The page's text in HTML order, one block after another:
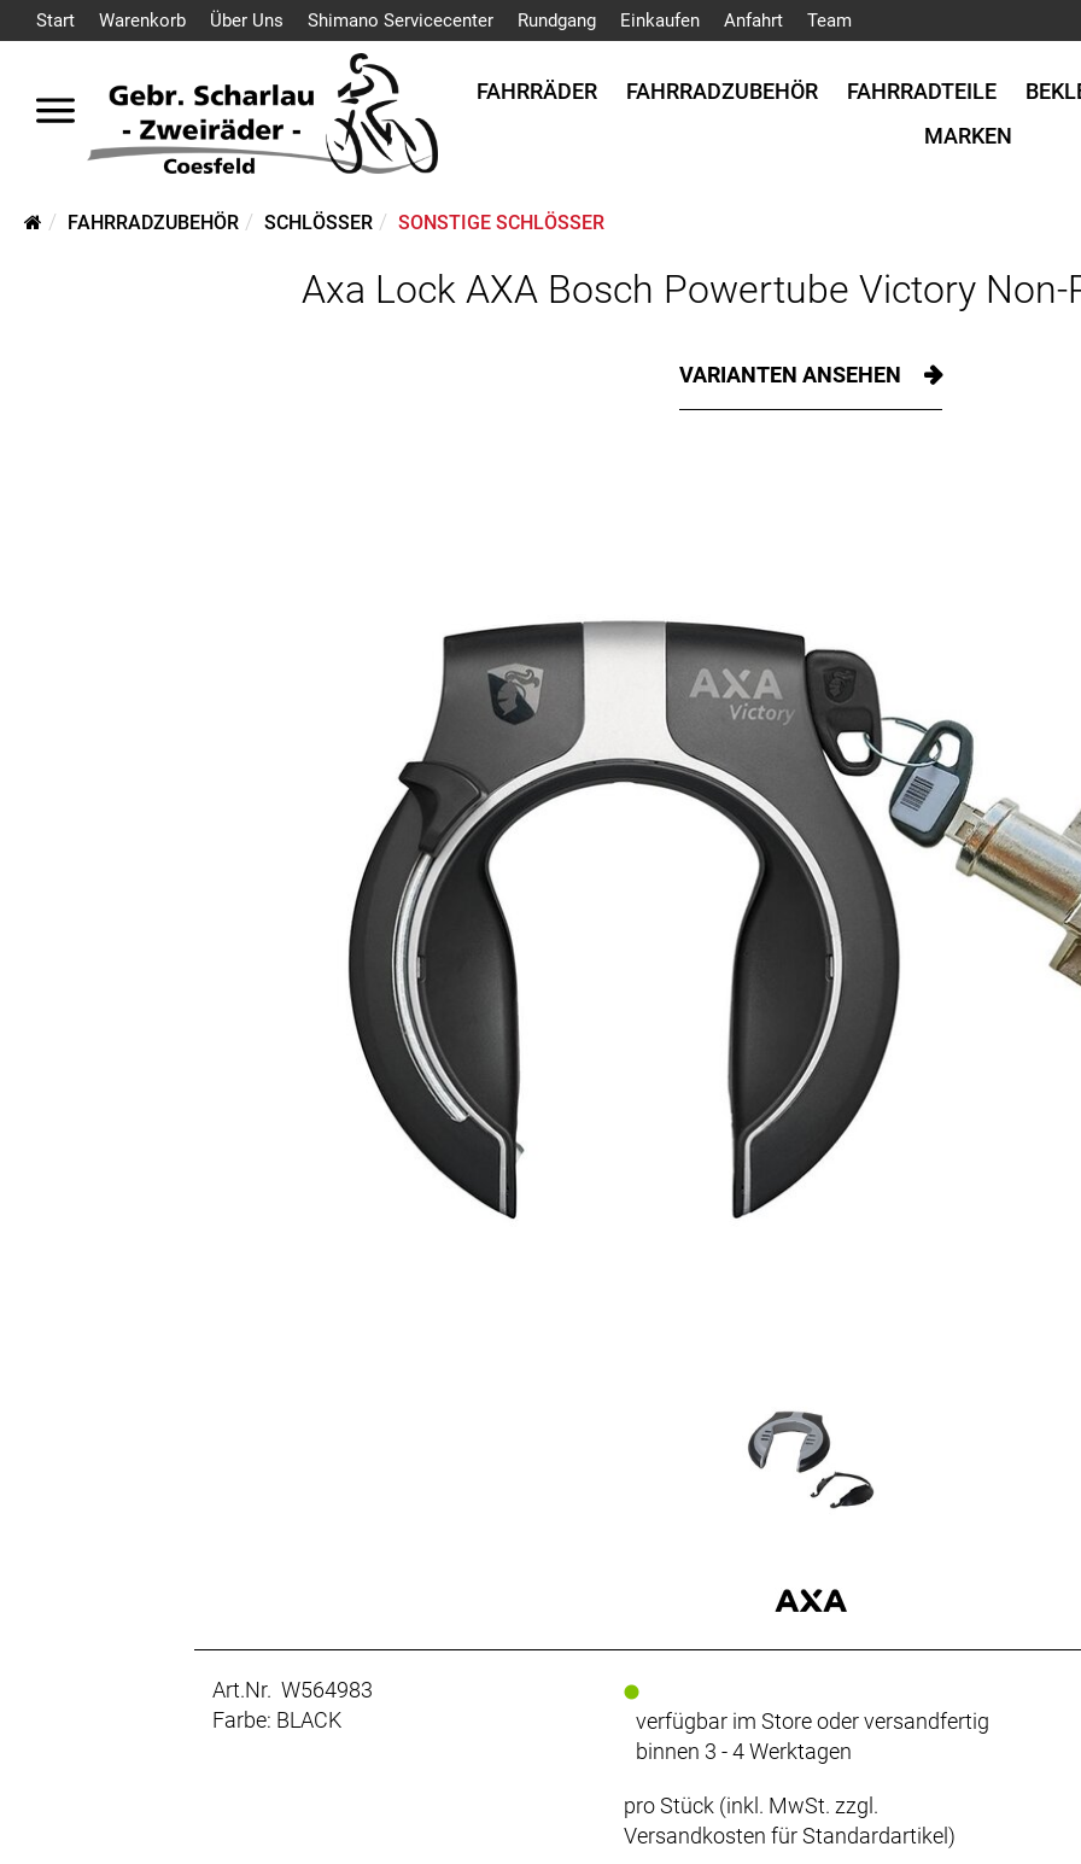
Start Warenkorb Über Uns Shimano Servicecenter Rundgang Einkaufen Anfahrt Team
FAHRRÄDER FAHRRADZUBEHÖR FAHRRADTEILE
MARKEN
FAHRRADZUBEHÖR SCHLÖSSER SONSTIGE SCHLÖSSER
Axa Lock AXA Bosch Powertube Victory Non-
VARIANTEN ANSEHEN
Art.Nr. W564983
Farbe: BLACK
verfügbar im Store oder versandfertig
binnen 3 - 4 Werktagen
pro Stück (inkl. MwSt. zzgl.
Versandkosten für Standardartikel)